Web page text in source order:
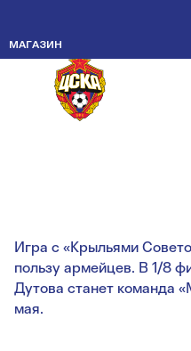
МАГАЗИНАРМЕЙЦЫ
РОЖДЕНИЯ В
КУБКА
Игра с «Крыльями
пользу армейцев. В 1/8
Дутова станет команда
мая.